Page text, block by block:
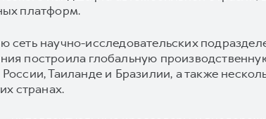
платформ.
научно-исследовательских
построила глобальную
Таиланде и Бразилии, а также
странах.